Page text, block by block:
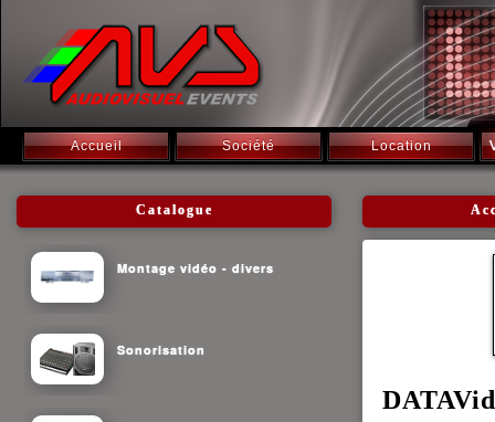
Accueil Société Location
Catalogue
Montage vidéo - divers
Sonorisation